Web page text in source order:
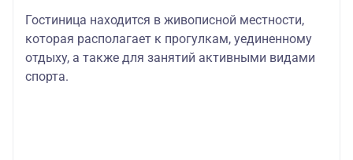
Гостиница находится в живописной местности,
которая располагает к прогулкам, уединенному
отдыху, а также для занятий активными видами
спорта.